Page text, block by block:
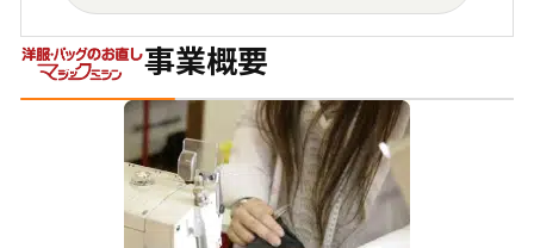
事業概要